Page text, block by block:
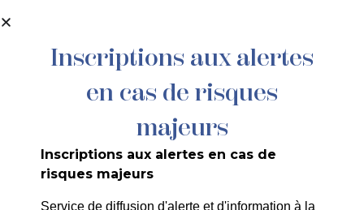
principal
079/2024 : EIRL MURETTA – Avenue
Onoratini – Echafaudage
Inscriptions aux alertes
en cas de risques
majeurs
Inscriptions aux alertes en cas de
risques majeurs
Service de diffusion d'alerte et d'information à la